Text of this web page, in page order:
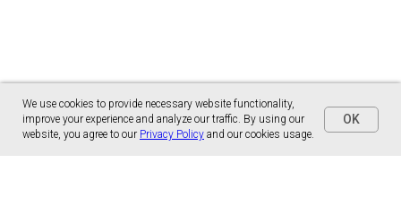
We use cookies to provide necessary website functionality,
improve your experience and analyze our traffic. By using our
website, you agree to our Privacy Policy and our cookies usage.
OK